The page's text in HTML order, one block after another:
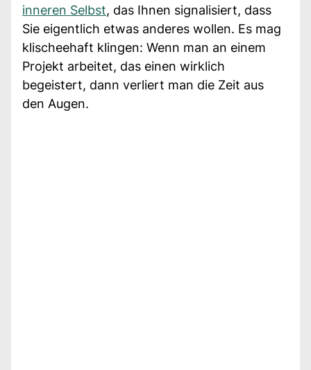
inneren Selbst, das Ihnen signalisiert, dass
Sie eigentlich etwas anderes wollen. Es mag
klischeehaft klingen: Wenn man an einem
Projekt arbeitet, das einen wirklich
begeistert, dann verliert man die Zeit aus
den Augen.